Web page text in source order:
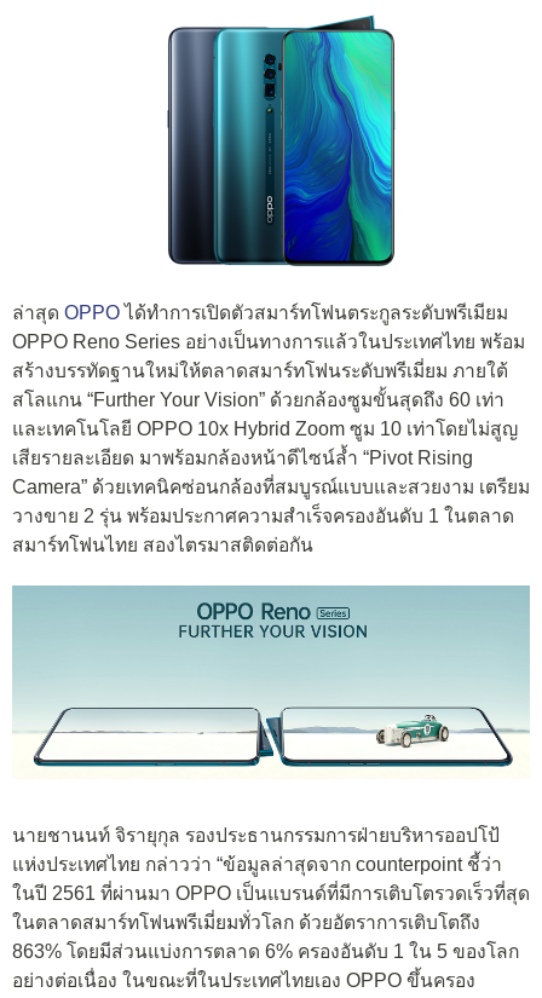
ล่าสุด OPPOได้ทำการเปิดตัวสมาร์ทโฟนตระกูลระดับพรีเมียม
OPPO Reno Series อย่างเป็นทางการแล้วในประเทศไทย พร้อม
สร้างบรรทัดฐานใหม่ให้ตลาดสมาร์ทโฟนระดับพรีเมี่ยม ภายใต้
สโลแกน “Further Your Vision” ด้วยกล้องซูมขั้นสุดถึง 60 เท่า
และเทคโนโลยี OPPO 10x Hybrid Zoom ซูม 10 เท่าโดยไม่สูญ
เสียรายละเอียด มาพร้อมกล้องหน้าดีไซน์ล้ำ “Pivot Rising
Camera” ด้วยเทคนิคซ่อนกล้องที่สมบูรณ์แบบและสวยงาม เตรียม
วางขาย 2 รุ่น พร้อมประกาศความสำเร็จครองอันดับ 1 ในตลาด
สมาร์ทโฟนไทย สองไตรมาสติดต่อกัน
นายชานนท์ จิรายุกุล รองประธานกรรมการฝ่ายบริหารออปโป้
แห่งประเทศไทย กล่าวว่า “ข้อมูลล่าสุดจาก counterpoint ชี้ว่า
ในปี 2561 ที่ผ่านมา OPPO เป็นแบรนด์ที่มีการเติบโตรวดเร็วที่สุด
ในตลาดสมาร์ทโฟนพรีเมี่ยมทั่วโลก ด้วยอัตราการเติบโตถึง
863% โดยมีส่วนแบ่งการตลาด 6% ครองอันดับ 1 ใน 5 ของโลก
อย่างต่อเนื่อง ในขณะที่ในประเทศไทยเอง OPPO ขึ้นครอง